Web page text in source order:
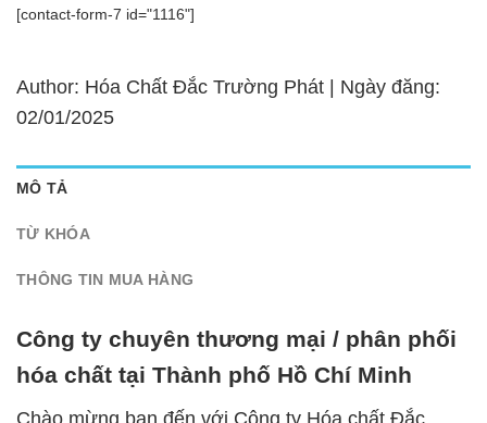
[contact-form-7 id="1116"]
Author: Hóa Chất Đắc Trường Phát | Ngày đăng:
02/01/2025
MÔ TẢ
TỪ KHÓA
THÔNG TIN MUA HÀNG
Công ty chuyên thương mại / phân phối
hóa chất tại Thành phố Hồ Chí Minh